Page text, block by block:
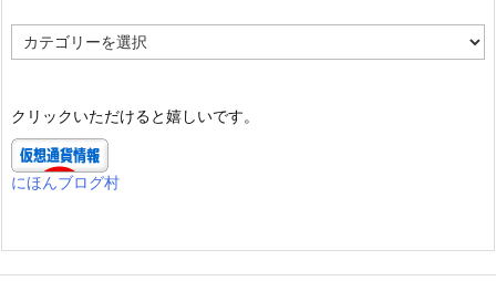
テ
ー
クリックいただけると嬉しいです。
にほんブログ村